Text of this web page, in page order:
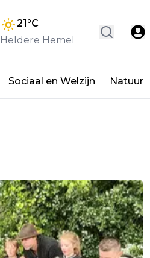
21°C
Heldere Hemel
Sociaal en Welzijn Natuur